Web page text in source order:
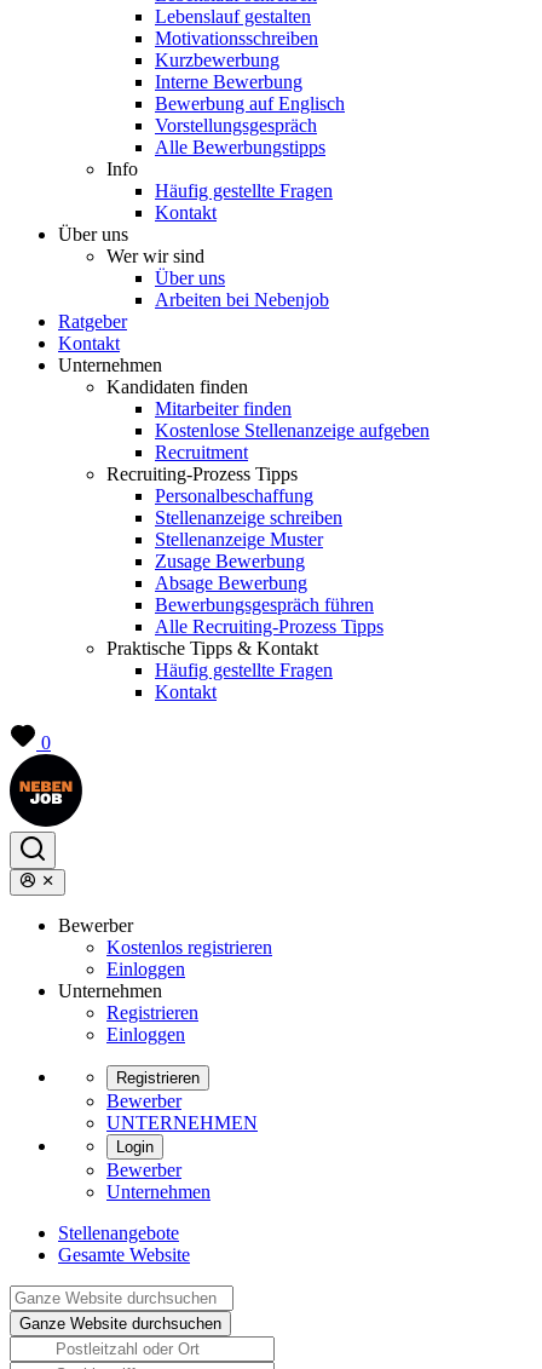
Lebenslauf gestalten
Motivationsschreiben
Kurzbewerbung
Interne Bewerbung
Bewerbung auf Englisch
Vorstellungsgespräch
Alle Bewerbungstipps
Info
Häufig gestellte Fragen
Kontakt
Über uns
Wer wir sind
Über uns
Arbeiten bei Nebenjob
Ratgeber
Kontakt
Unternehmen
Kandidaten finden
Mitarbeiter finden
Kostenlose Stellenanzeige aufgeben
Recruitment
Recruiting-Prozess Tipps
Personalbeschaffung
Stellenanzeige schreiben
Stellenanzeige Muster
Zusage Bewerbung
Absage Bewerbung
Bewerbungsgespräch führen
Alle Recruiting-Prozess Tipps
Praktische Tipps & Kontakt
Häufig gestellte Fragen
Kontakt
0
Bewerber
Kostenlos registrieren
Einloggen
Unternehmen
Registrieren
Einloggen
Registrieren
Bewerber
UNTERNEHMEN
Login
Bewerber
Unternehmen
Stellenangebote
Gesamte Website